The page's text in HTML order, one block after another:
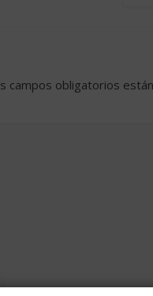
campos obligatorios